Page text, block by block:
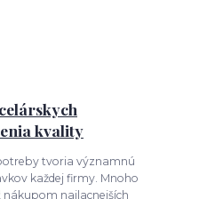
kvality
tvoria významnú
každej firmy. Mnoho
nákupom najlacnejších